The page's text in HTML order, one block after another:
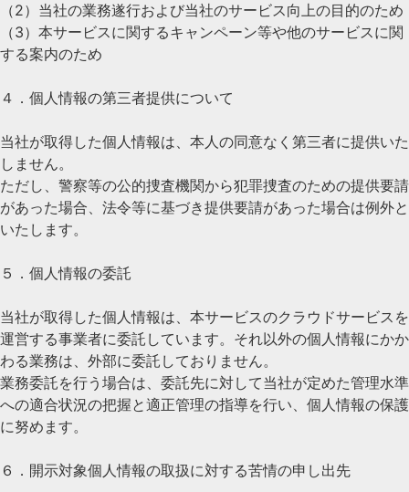
（2）当社の業務遂行および当社のサービス向上の目的のため
（3）本サービスに関するキャンペーン等や他のサービスに関
する案内のため
４．個人情報の第三者提供について
当社が取得した個人情報は、本人の同意なく第三者に提供いた
しません。
ただし、警察等の公的捜査機関から犯罪捜査のための提供要請
があった場合、法令等に基づき提供要請があった場合は例外と
いたします。
５．個人情報の委託
当社が取得した個人情報は、本サービスのクラウドサービスを
運営する事業者に委託しています。それ以外の個人情報にかか
わる業務は、外部に委託しておりません。
業務委託を行う場合は、委託先に対して当社が定めた管理水準
への適合状況の把握と適正管理の指導を行い、個人情報の保護
に努めます。
６．開示対象個人情報の取扱に対する苦情の申し出先